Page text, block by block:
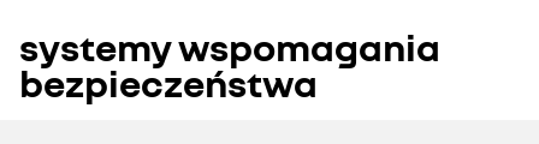
systemy wspomagania
bezpieczeństwa